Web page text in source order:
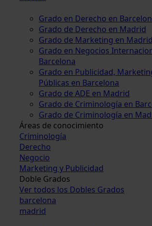
Grado en Derecho en
Grado de Derecho en Madrid
Grado de Marketing en Madrid
Grado en Negocios
Barcelona
Grado en Publicidad,
Públicas en Barcelona
Grado de ADE en Madrid
Grado de Criminología en
Grado de Criminología en
Áreas de conocimiento
Criminología
Derecho
Negocio
Marketing y Publicidad
Doble Grados
Ver todos los Dobles Grados
barcelona
madrid